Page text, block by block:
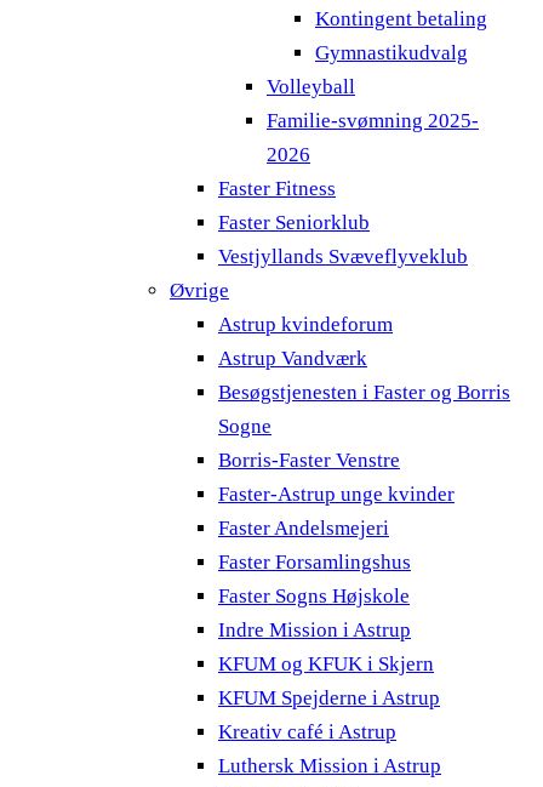
Kontingent betaling
Gymnastikudvalg
Volleyball
Familie-svømning 2025-
2026
Faster Fitness
Faster Seniorklub
Vestjyllands Svæveflyveklub
Øvrige
Astrup kvindeforum
Astrup Vandværk
Besøgstjenesten i Faster og Borris
Sogne
Borris-Faster Venstre
Faster-Astrup unge kvinder
Faster Andelsmejeri
Faster Forsamlingshus
Faster Sogns Højskole
Indre Mission i Astrup
KFUM og KFUK i Skjern
KFUM Spejderne i Astrup
Kreativ café i Astrup
Luthersk Mission i Astrup